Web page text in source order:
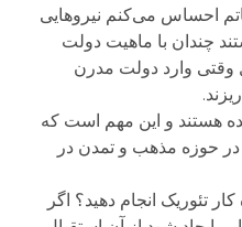
احساس می‌کنم نیروهایی
چندان با ماهیت دولت
وقتی وارد دولت مدرن
هستند و این مهم است که
حوزه مذهب و تمدن در
تئوریک انجام دهید؟ اگر